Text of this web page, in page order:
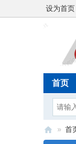
设为首页
首页
» 首